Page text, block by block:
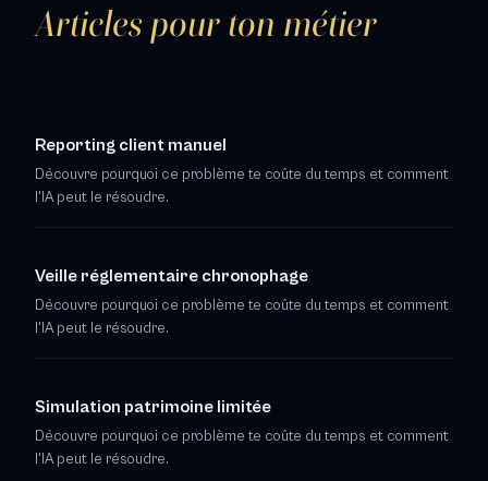
Articles pour ton métier
Reporting client manuel
Découvre pourquoi ce problème te coûte du temps et comment
l'IA peut le résoudre.
Veille réglementaire chronophage
Découvre pourquoi ce problème te coûte du temps et comment
l'IA peut le résoudre.
Simulation patrimoine limitée
Découvre pourquoi ce problème te coûte du temps et comment
l'IA peut le résoudre.